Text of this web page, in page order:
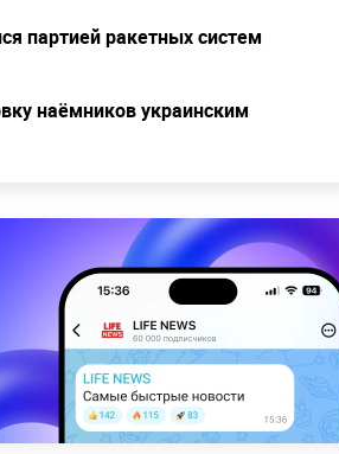
партией ракетных систем
наёмников украинским